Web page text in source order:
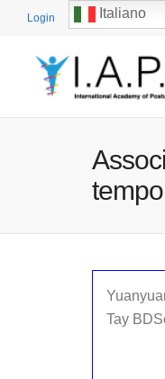
Login Italiano
Tay